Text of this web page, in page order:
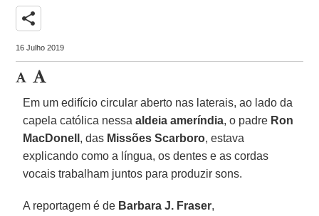
share
16 Julho 2019
Em um edifício circular aberto nas laterais, ao lado da
capela católica nessaaldeia ameríndia, o padre Ron
MacDonell , das Missões Scarboro, estava
explicando como a língua, os dentes e as cordas
vocais trabalham juntos para produzir sons.
A reportagem é de Barbara J. Fraser,